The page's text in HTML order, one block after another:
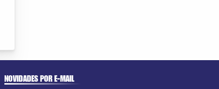
NOVIDADES POR E-MAIL